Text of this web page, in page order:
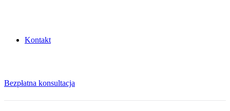
Kontakt
Bezpłatna konsultacja